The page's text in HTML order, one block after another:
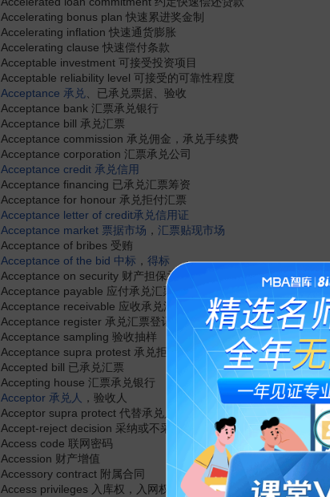
Accelerating bonus plan 快速累进奖金制
Accelerating inflation 快速通货膨胀
Accelerating clause 快速偿付条款
Acceptable investment 可接受投资项目
Acceptable reliability level 可接受的可靠性程度
Acceptance 承兑、已承兑票据、验收
Acceptance bank 汇票承兑银行
Acceptance bill 承兑汇票
Acceptance commission 承兑佣金，承兑手续费
Acceptance corporation 汇票承兑公司
Acceptance credit 承兑信用
Acceptance financing 已承兑汇票筹资
Acceptance for honour 承兑拒付汇票
Acceptance letter of credit承兑信用证
Acceptance market 票据市场 ， 汇票贴现市场
Acceptance of bribes 受贿
Acceptance of the bid 中标 ， 得标
Acceptance on security 财产担保承兑
Acceptance payable 应付承兑汇票
Acceptance receivable 应收承兑汇票
Acceptance register 承兑汇票登记薄
Acceptance sampling 验收抽样
Acceptance supra protest 承兑拒付汇票
Accepted bill 已承兑汇票
Accepting house 汇票承兑银行
Acceptor 承兑人 ，验收人
Acceptor supra protect 代替承兑人
Accept-reject decision 采纳或不采纳决策
Access code 联网密码
Accession 财产增值
Accessory contract 附属合同
Access privileges 入库权，入网权